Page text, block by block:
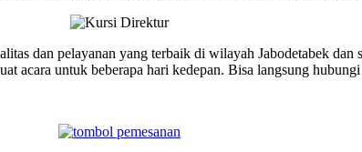
dan pelayanan yang terbaik di wilayah Jabodetabek
acara untuk beberapa hari kedepan. Bisa langsung